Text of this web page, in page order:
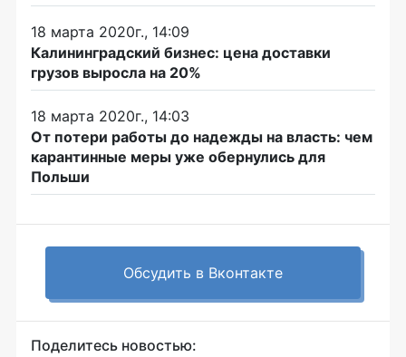
18 марта 2020г., 14:09
Калининградский бизнес: цена доставки
грузов выросла на 20%
18 марта 2020г., 14:03
От потери работы до надежды на власть: чем
карантинные меры уже обернулись для
Польши
Обсудить в Вконтакте
Поделитесь новостью: